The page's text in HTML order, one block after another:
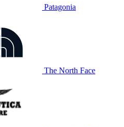
Patagonia
The North Face